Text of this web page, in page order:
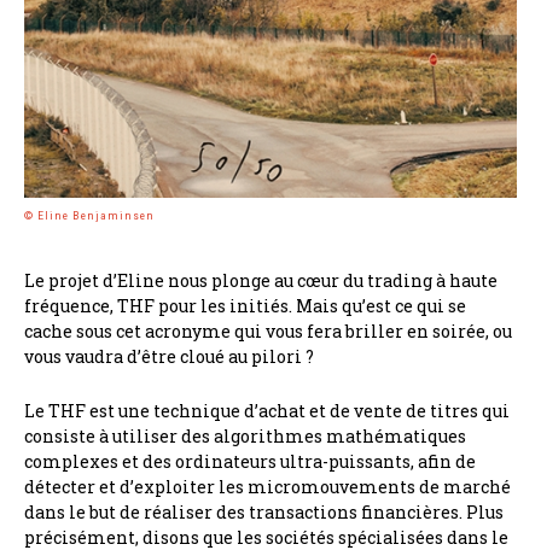
© Eline Benjaminsen
Le projet d’Eline nous plonge au cœur du trading à haute
fréquence, THF pour les initiés. Mais qu’est ce qui se
cache sous cet acronyme qui vous fera briller en soirée, ou
vous vaudra d’être cloué au pilori ?
Le THF est une technique d’achat et de vente de titres qui
consiste à utiliser des algorithmes mathématiques
complexes et des ordinateurs ultra-puissants, afin de
détecter et d’exploiter les micromouvements de marché
dans le but de réaliser des transactions financières. Plus
précisément, disons que les sociétés spécialisées dans le